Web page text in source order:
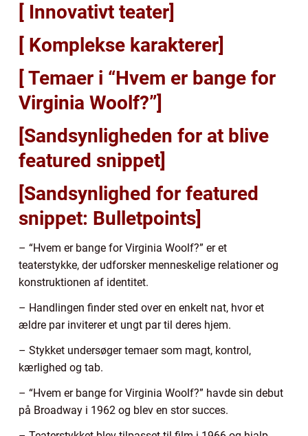
[ Innovativt teater]
[ Komplekse karakterer]
[ Temaer i “Hvem er bange for
Virginia Woolf?”]
[Sandsynligheden for at blive
featured snippet]
[Sandsynlighed for featured
snippet: Bulletpoints]
– “Hvem er bange for Virginia Woolf?” er et
teaterstykke, der udforsker menneskelige relationer og
konstruktionen af identitet.
– Handlingen finder sted over en enkelt nat, hvor et
ældre par inviterer et ungt par til deres hjem.
– Stykket undersøger temaer som magt, kontrol,
kærlighed og tab.
– “Hvem er bange for Virginia Woolf?” havde sin debut
på Broadway i 1962 og blev en stor succes.